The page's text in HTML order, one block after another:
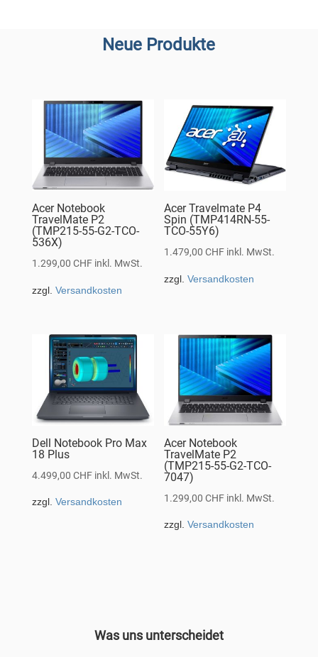
Neue Produkte
Acer Notebook
TravelMate P2
(TMP215-55-G2-TCO-
536X)
1.299,00 CHF inkl. MwSt.
zzgl. Versandkosten
Acer Travelmate P4
Spin (TMP414RN-55-
TCO-55Y6)
1.479,00CHF inkl. MwSt.
zzgl.Versandkosten
Dell Notebook Pro Max
18 Plus
4.499,00 CHF inkl. MwSt.
zzgl. Versandkosten
Acer Notebook
TravelMate P2
(TMP215-55-G2-TCO-
7047)
1.299,00CHF inkl. MwSt.
zzgl.Versandkosten
Was uns unterscheidet